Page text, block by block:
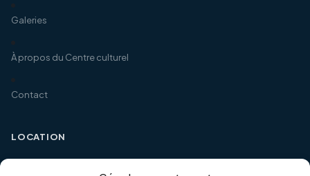
Galeries
À propos du Centre culturel
Contact
LOCATION